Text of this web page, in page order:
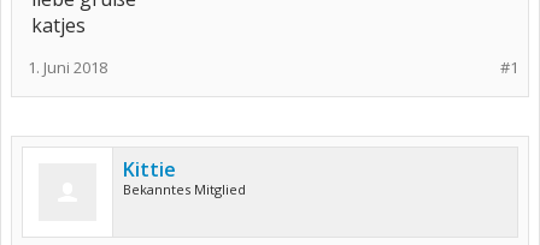
katjes
#1
1. Juni 2018
Kittie
Bekanntes Mitglied